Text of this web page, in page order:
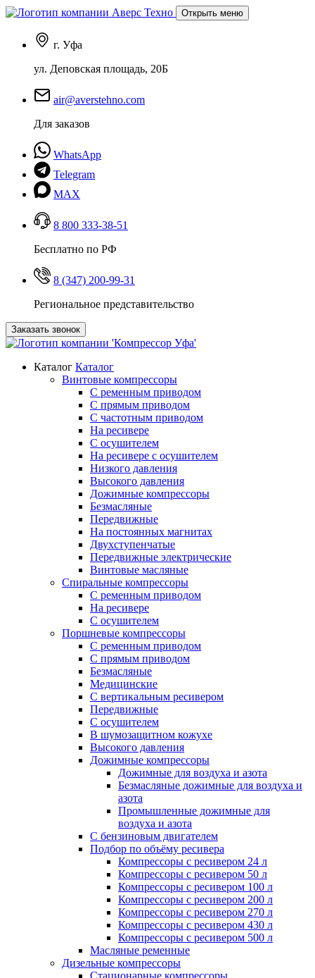
Открыть меню
г. Уфа
ул. Деповская площадь, 20Б
air@averstehno.com
Для заказов
WhatsApp
Telegram
MAX
8 800 333-38-51
Бесплатно по РФ
8 (347) 200-99-31
Региональное представительство
Заказать звонок
Каталог Каталог
Винтовые компрессоры
С ременным приводом
С прямым приводом
С частотным приводом
На ресивере
С осушителем
На ресивере с осушителем
Низкого давления
Высокого давления
Дожимные компрессоры
Безмасляные
Передвижные
На постоянных магнитах
Двухступенчатые
Передвижные электрические
Винтовые масляные
Спиральные компрессоры
С ременным приводом
На ресивере
С осушителем
Поршневые компрессоры
С ременным приводом
С прямым приводом
Безмасляные
Медицинские
С вертикальным ресивером
Передвижные
С осушителем
В шумозащитном кожухе
Высокого давления
Дожимные компрессоры
Дожимные для воздуха и азота
Безмасляные дожимные для воздуха и
азота
Промышленные дожимные для
воздуха и азота
С бензиновым двигателем
Подбор по объёму ресивера
Компрессоры с ресивером 24 л
Компрессоры с ресивером 50 л
Компрессоры с ресивером 100 л
Компрессоры с ресивером 200 л
Компрессоры с ресивером 270 л
Компрессоры с ресивером 430 л
Компрессоры с ресивером 500 л
Масляные ременные
Дизельные компрессоры
Стационарные компрессоры